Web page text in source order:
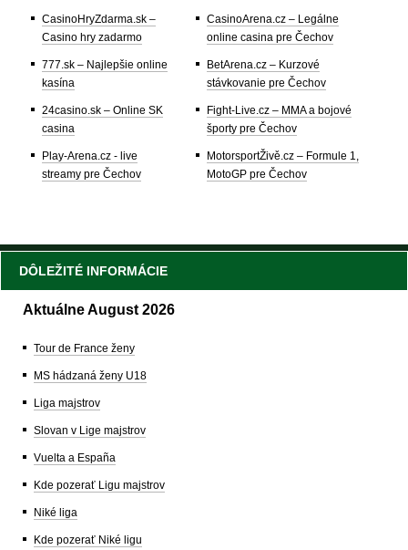
CasinoHryZdarma.sk –
Casino hry zadarmo
777.sk – Najlepšie online
kasína
24casino.sk – Online SK
casina
Play-Arena.cz - live
streamy pre Čechov
CasinoArena.cz – Legálne
online casina pre Čechov
BetArena.cz – Kurzové
stávkovanie pre Čechov
Fight-Live.cz – MMA a bojové
športy pre Čechov
MotorsportŽivě.cz – Formule 1,
MotoGP pre Čechov
DÔLEŽITÉ INFORMÁCIE
Aktuálne August 2026
Tour de France ženy
MS hádzaná ženy U18
Liga majstrov
Slovan v Lige majstrov
Vuelta a España
Kde pozerať Ligu majstrov
Niké liga
Kde pozerať Niké ligu